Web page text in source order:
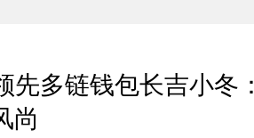
多链钱包长吉小冬：
尚